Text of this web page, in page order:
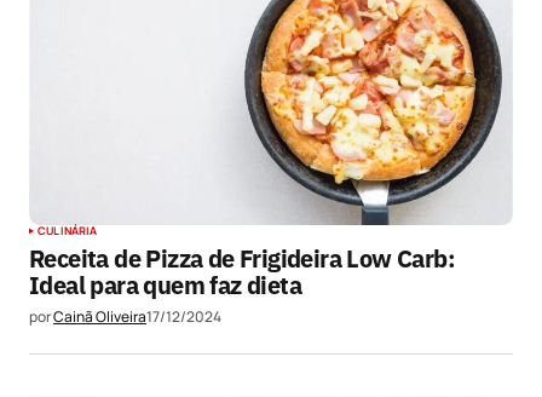
CULINÁRIA
Receita de Pizza de Frigideira Low Carb:
Ideal para quem faz dieta
porCainã Oliveira17/12/2024